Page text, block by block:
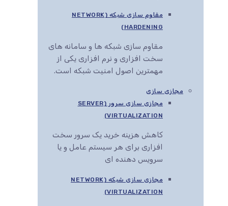
مقاوم سازی شبکه (NETWORK
HARDENING)
مقاوم سازی شبکه ها و سامانه های
سخت افزاری و نرم افزاری یکی از
مهمترین اصول امنیت شبکه است.
مجازی سازی
مجازی سازی سرور (SERVER
VIRTUALIZATION)
کاهش هزینه خرید یک سرور سخت
افزاری برای هر سیستم عامل و یا
سرویس دهنده ای
مجازی سازی شبکه (NETWORK
VIRTUALIZATION)